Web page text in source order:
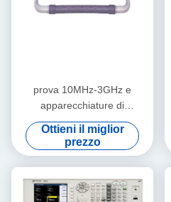
prova 10MHz-3GHz e
apparecchiature di
misurazione elettroniche
Keysight Agilent N8973A
Ottieni il miglior
prezzo